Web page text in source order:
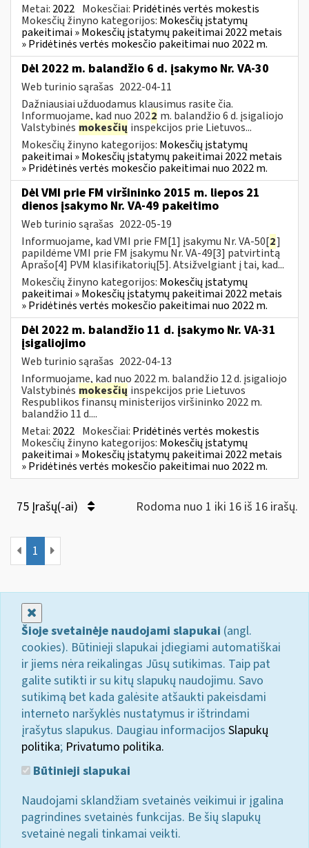
Metai: 2022 Mokesčiai: Pridėtinės vertės mokestis
Mokesčių žinyno kategorijos: Mokesčių įstatymų
pakeitimai » Mokesčių įstatymų pakeitimai 2022 metais
» Pridėtinės vertės mokesčio pakeitimai nuo 2022 m.
Dėl 2022 m. balandžio 6 d. įsakymo Nr. VA-30
Web turinio sąrašas 2022-04-11
Dažniausiai užduodamus klausimus rasite čia.
Informuojame, kad nuo 2022 m. balandžio 6 d. įsigaliojo
Valstybinės mokesčių inspekcijos prie Lietuvos...
Mokesčių žinyno kategorijos: Mokesčių įstatymų
pakeitimai » Mokesčių įstatymų pakeitimai 2022 metais
» Pridėtinės vertės mokesčio pakeitimai nuo 2022 m.
Dėl VMI prie FM viršininko 2015 m. liepos 21
dienos įsakymo Nr. VA-49 pakeitimo
Web turinio sąrašas 2022-05-19
Informuojame, kad VMI prie FM[1] įsakymu Nr. VA-50[2]
papildėme VMI prie FM įsakymu Nr. VA-49[3] patvirtintą
Aprašo[4] PVM klasifikatorių[5]. Atsižvelgiant į tai, kad...
Mokesčių žinyno kategorijos: Mokesčių įstatymų
pakeitimai » Mokesčių įstatymų pakeitimai 2022 metais
» Pridėtinės vertės mokesčio pakeitimai nuo 2022 m.
Dėl 2022 m. balandžio 11 d. įsakymo Nr. VA-31
įsigaliojimo
Web turinio sąrašas 2022-04-13
Informuojame, kad nuo 2022 m. balandžio 12 d. įsigaliojo
Valstybinės mokesčių inspekcijos prie Lietuvos
Respublikos finansų ministerijos viršininko 2022 m.
balandžio 11 d....
Metai: 2022 Mokesčiai: Pridėtinės vertės mokestis
Mokesčių žinyno kategorijos: Mokesčių įstatymų
pakeitimai » Mokesčių įstatymų pakeitimai 2022 metais
» Pridėtinės vertės mokesčio pakeitimai nuo 2022 m.
75 Įrašų(-ai) Rodoma nuo 1 iki 16 iš 16 irašų.
1
Šioje svetainėje naudojami slapukai (angl.
cookies). Būtinieji slapukai įdiegiami automatiškai
ir jiems nėra reikalingas Jūsų sutikimas. Taip pat
galite sutikti ir su kitų slapukų naudojimu. Savo
sutikimą bet kada galėsite atšaukti pakeisdami
interneto naršyklės nustatymus ir ištrindami
įrašytus slapukus. Daugiau informacijos Slapukų
politika; Privatumo politika.
Būtinieji slapukai
Naudojami sklandžiam svetainės veikimui ir įgalina
pagrindines svetainės funkcijas. Be šių slapukų
svetainė negali tinkamai veikti.